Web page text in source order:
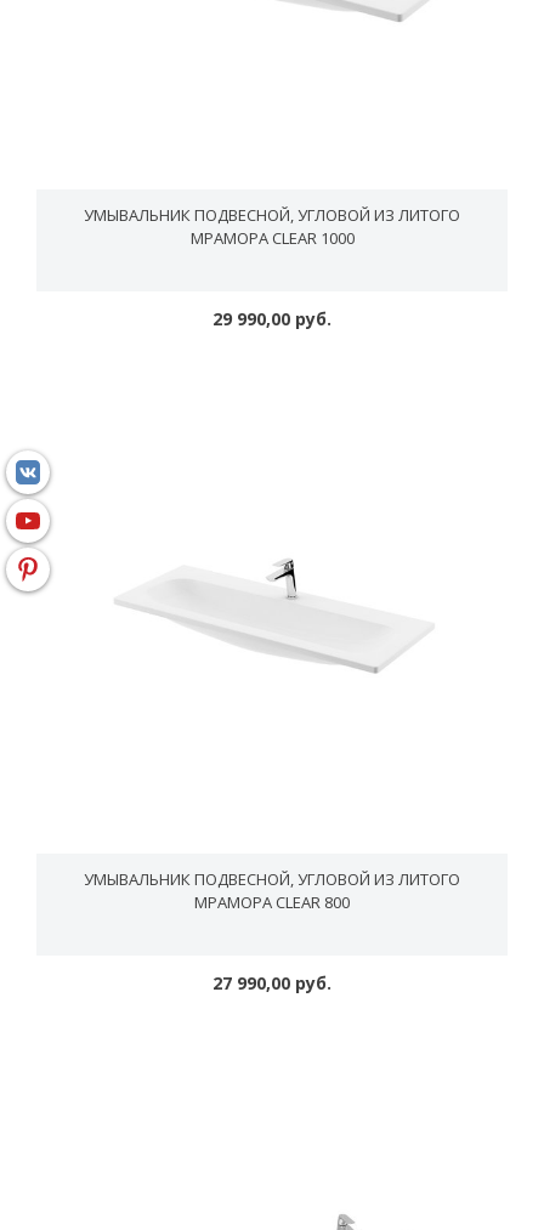
УМЫВАЛЬНИК ПОДВЕСНОЙ, УГЛОВОЙ ИЗ ЛИТОГО
МРАМОРА CLEAR 1000
29 990,00 руб.
УМЫВАЛЬНИК ПОДВЕСНОЙ, УГЛОВОЙ ИЗ ЛИТОГО
МРАМОРА CLEAR 800
27 990,00 руб.